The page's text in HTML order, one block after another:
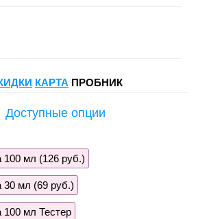
КАРТА ПРОБНИК
Доступные опции
100 мл (126 руб.)
30 мл (69 руб.)
100 мл Тестер